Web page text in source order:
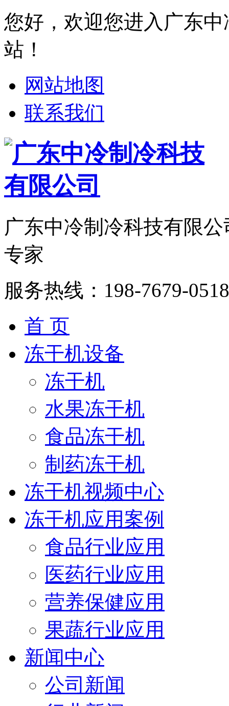
您好，欢迎您进入广东
站！
网站地图
联系我们
广东中冷制冷科技有限公
专家
服务热线： 198-7679-0518
首 页
冻干机设备
冻干机
水果冻干机
食品冻干机
制药冻干机
冻干机视频中心
冻干机应用案例
食品行业应用
医药行业应用
营养保健应用
果蔬行业应用
新闻中心
公司新闻